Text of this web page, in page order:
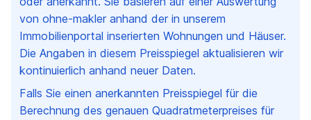
von ohne-makler anhand der in unserem
Immobilienportal inserierten Wohnungen und Häuser.
Die Angaben in diesem Preisspiegel aktualisieren wir
kontinuierlich anhand neuer Daten.
Falls Sie einen anerkannten Preisspiegel für die
Berechnung des genauen Quadratmeterpreises für